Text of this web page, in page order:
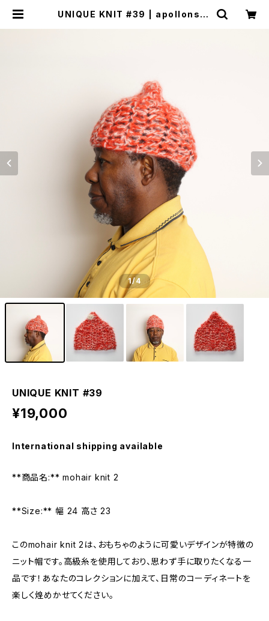
UNIQUE KNIT #39 | apollonsto
1/4
UNIQUE KNIT #39
¥19,000
International shipping available
**商品名:** mohair knit 2
**Size:** 幅 24 高さ 23
このmohair knit 2は、おもちゃのように可愛いデザインが特徴の
ニット帽です。高級糸を使用しており、思わず手に取りたくなる一
品です！あなたのコレクションに加えて、日常のコーディネートを
楽しく煌めかせてください。